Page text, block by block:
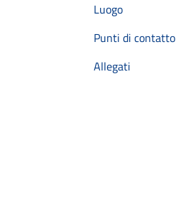
Luogo
Punti di contatto
Allegati